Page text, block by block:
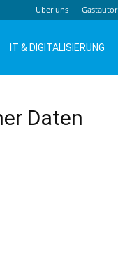
Über uns Gastautor
IT & DIGITALISIERUNG
Daten